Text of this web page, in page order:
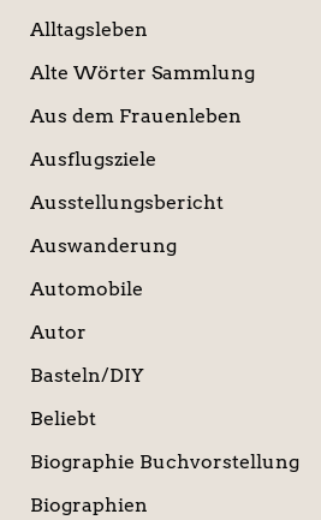
Alltagsleben
Alte Wörter Sammlung
Aus dem Frauenleben
Ausflugsziele
Ausstellungsbericht
Auswanderung
Automobile
Autor
Basteln/DIY
Beliebt
Biographie Buchvorstellung
Biographien